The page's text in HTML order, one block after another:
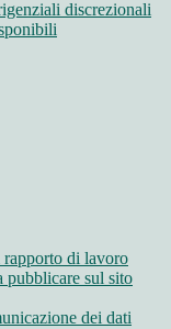
discrezionali
di lavoro
pubblicare sul sito
dei dati